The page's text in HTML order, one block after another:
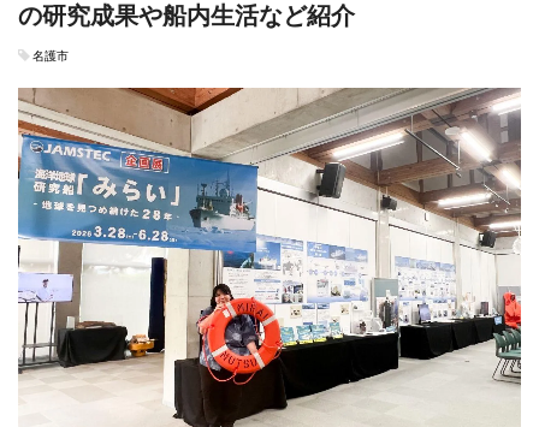
の研究成果や船内生活など紹介
名護市